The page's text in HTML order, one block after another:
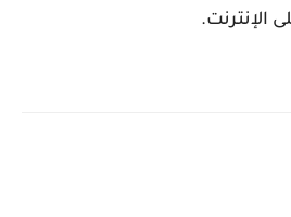
الإنترنت.